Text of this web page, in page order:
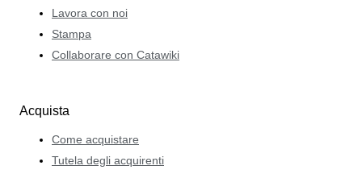
Lavora con noi
Stampa
Collaborare con Catawiki
Acquista
Come acquistare
Tutela degli acquirenti